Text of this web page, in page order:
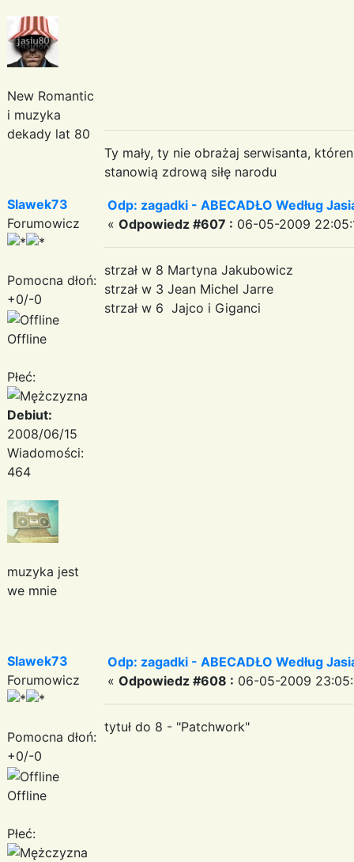
New Romantic
i muzyka
dekady lat 80
Ty mały, ty nie obrażaj serwisanta,
stanowią zdrową siłę narodu
Slawek73
Forumowicz
Pomocna dłoń:
+0/-0
Offline
Płeć:
Debiut:
2008/06/15
Wiadomości:
464
muzyka jest
we mnie
Odp: zagadki - ABECADŁO Według
« Odpowiedz #607 : 06-05-2009
strzał w 8 Martyna Jakubowicz
strzał w 3 Jean Michel Jarre
strzał w 6 Jajco i Giganci
Slawek73
Forumowicz
Pomocna dłoń:
+0/-0
Offline
Płeć:
Odp: zagadki - ABECADŁO Według
« Odpowiedz #608 : 06-05-2009
tytuł do 8 - "Patchwork"